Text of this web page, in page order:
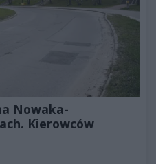
Nowaka-
Kierowców